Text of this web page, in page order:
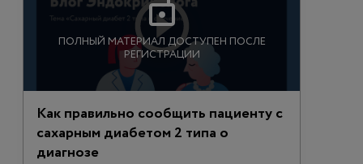
ПОЛНЫЙ МАТЕРИАЛ ДОСТУПЕН ПОСЛЕ
РЕГИСТРАЦИИ
Как правильно сообщить пациенту с
сахарным диабетом 2 типа о
диагнозе